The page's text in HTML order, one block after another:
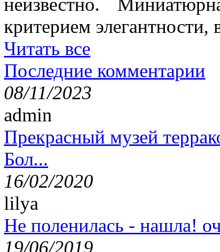
критерием элегантности,
Читать все
Последние комментарии
08/11/2023
admin
Прекрасный музей
Бол...
16/02/2020
lilya
Не поленилась - нашла!
19/06/2019